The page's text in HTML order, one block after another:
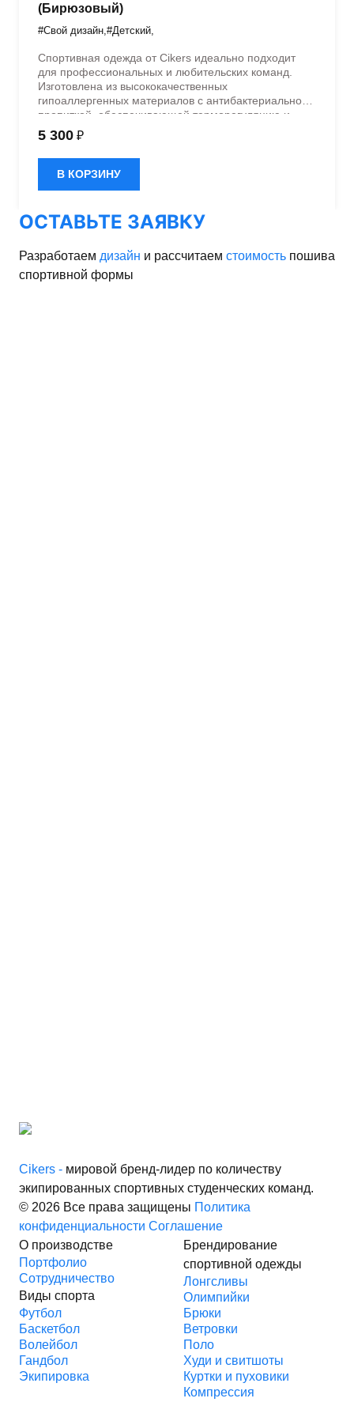
(Бирюзовый)
#Свой дизайн #Детский
Спортивная одежда от Cikers идеально подходит
для профессиональных и любительских команд.
Изготовлена из высококачественных
гипоаллергенных материалов с антибактериальной
пропиткой, обеспечивающей терморегуляцию и
быстрое влагоотведение. Одежда обладает
эластичностью в 5 направлениях и стильным
дизайном.
5 300 ₽
В КОРЗИНУ
ОСТАВЬТЕ ЗАЯВКУ
Разработаем дизайн и рассчитаем стоимость пошива
спортивной формы
Cikers - мировой бренд-лидер по количеству
экипированных спортивных студенческих команд.
© 2026 Все права защищены Политика
конфиденциальности Соглашение
О производстве
Портфолио
Сотрудничество
Виды спорта
Футбол
Баскетбол
Волейбол
Гандбол
Экипировка
Брендирование
спортивной одежды
Лонгсливы
Олимпийки
Брюки
Ветровки
Поло
Худи и свитшоты
Куртки и пуховики
Компрессия